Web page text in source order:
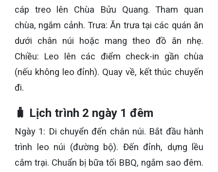
cáp treo lên Chùa Bửu Quang. Tham quan
chùa, ngắm cảnh. Trưa: Ăn trưa tại các quán ăn
dưới chân núi hoặc mang theo đồ ăn nhẹ.
Chiều: Leo lên các điểm check-in gần chùa
(nếu không leo đỉnh). Quay về, kết thúc chuyến
đi.
🧳 Lịch trình 2 ngày 1 đêm
Ngày 1: Di chuyển đến chân núi. Bắt đầu hành
trình leo núi (đường bộ). Đến đỉnh, dựng lều
cắm trại. Chuẩn bị bữa tối BBQ, ngắm sao đêm.